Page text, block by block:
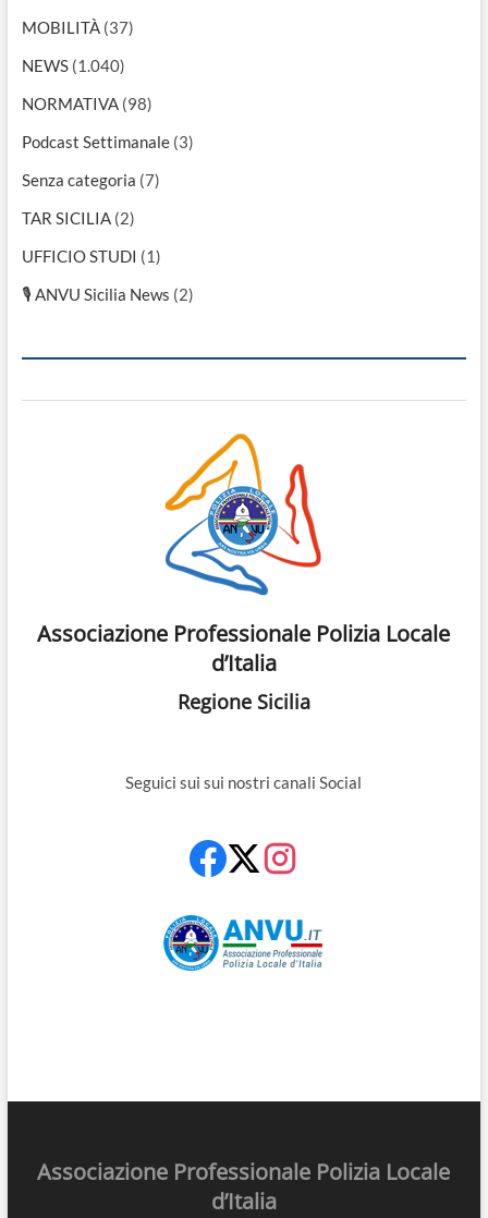
MOBILITÀ(37)
NEWS(1.040)
NORMATIVA(98)
Podcast Settimanale(3)
Senza categoria (7)
TAR SICILIA(2)
UFFICIO STUDI (1)
🎙 ANVU Sicilia News (2)
Associazione Professionale Polizia Locale
d’Italia
Regione Sicilia
Seguici sui sui nostri canali Social
Associazione Professionale Polizia Locale
d’Italia